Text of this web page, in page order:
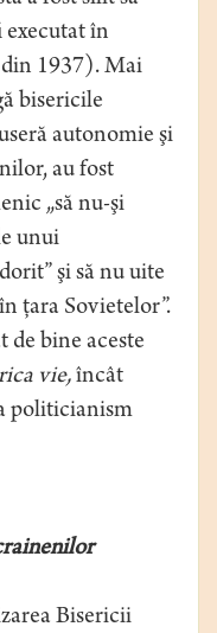
executat în
1937). Mai
bisericile
autonomie şi
au fost
„să nu-şi
unui
şi să nu uite
ţara Sovietelor”.
de bine aceste
vie,încât
politicianism
Bisericii